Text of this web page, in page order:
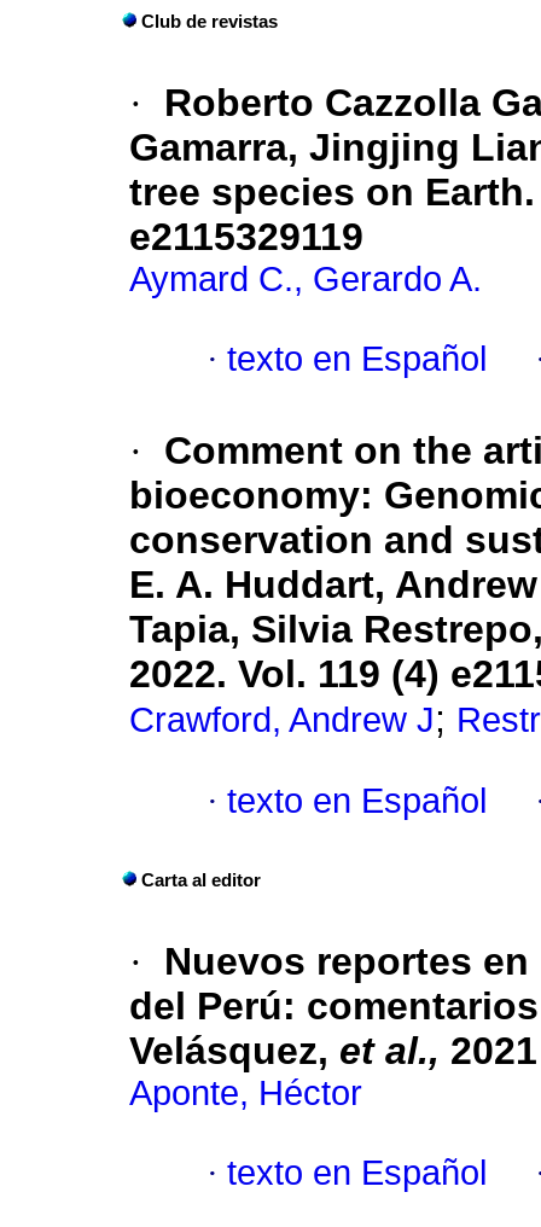
Club de revistas
·
Roberto Cazzolla
Gamarra, Jingjing
tree species on Earth.
e2115329119
Aymard C., Gerardo A.
· texto en Español
·
Comment on the
bioeconomy:
conservation and
E. A. Huddart,
Tapia, Silvia
2022. Vol. 119 (4)
Crawford, Andrew J;
· texto en Español
Carta al editor
·
Nuevos reportes
del Perú:
Velásquez, et al., 2021
Aponte, Héctor
· texto en Español